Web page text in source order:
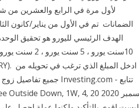
لأول مرة في الرابع والعشرين من